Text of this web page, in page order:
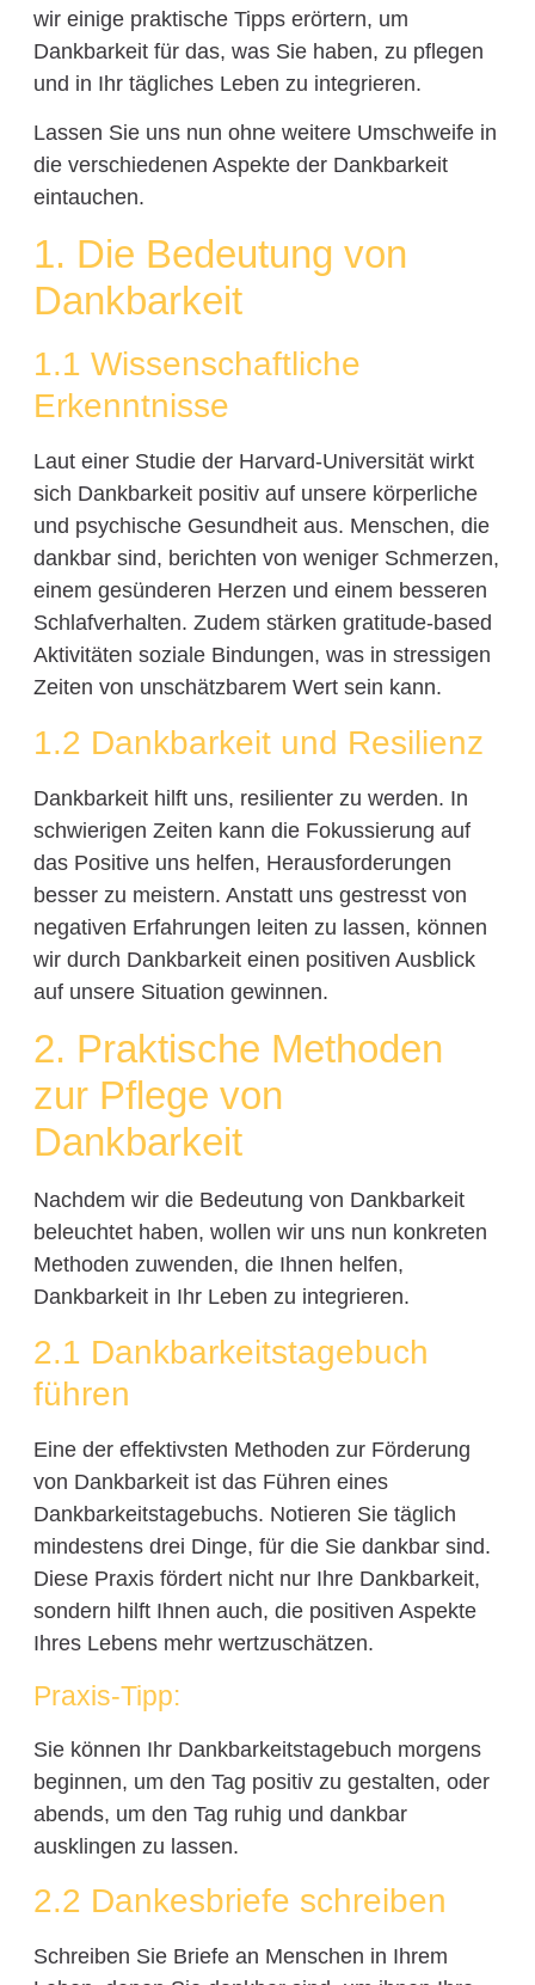
wir einige praktische Tipps erörtern, um
Dankbarkeit für das, was Sie haben, zu pflegen
und in Ihr tägliches Leben zu integrieren.
Lassen Sie uns nun ohne weitere Umschweife in
die verschiedenen Aspekte der Dankbarkeit
eintauchen.
1. Die Bedeutung von
Dankbarkeit
1.1 Wissenschaftliche
Erkenntnisse
Laut einer Studie der Harvard-Universität wirkt
sich Dankbarkeit positiv auf unsere körperliche
und psychische Gesundheit aus. Menschen, die
dankbar sind, berichten von weniger Schmerzen,
einem gesünderen Herzen und einem besseren
Schlafverhalten. Zudem stärken gratitude-based
Aktivitäten soziale Bindungen, was in stressigen
Zeiten von unschätzbarem Wert sein kann.
1.2 Dankbarkeit und Resilienz
Dankbarkeit hilft uns, resilienter zu werden. In
schwierigen Zeiten kann die Fokussierung auf
das Positive uns helfen, Herausforderungen
besser zu meistern. Anstatt uns gestresst von
negativen Erfahrungen leiten zu lassen, können
wir durch Dankbarkeit einen positiven Ausblick
auf unsere Situation gewinnen.
2. Praktische Methoden
zur Pflege von
Dankbarkeit
Nachdem wir die Bedeutung von Dankbarkeit
beleuchtet haben, wollen wir uns nun konkreten
Methoden zuwenden, die Ihnen helfen,
Dankbarkeit in Ihr Leben zu integrieren.
2.1 Dankbarkeitstagebuch
führen
Eine der effektivsten Methoden zur Förderung
von Dankbarkeit ist das Führen eines
Dankbarkeitstagebuchs. Notieren Sie täglich
mindestens drei Dinge, für die Sie dankbar sind.
Diese Praxis fördert nicht nur Ihre Dankbarkeit,
sondern hilft Ihnen auch, die positiven Aspekte
Ihres Lebens mehr wertzuschätzen.
Praxis-Tipp:
Sie können Ihr Dankbarkeitstagebuch morgens
beginnen, um den Tag positiv zu gestalten, oder
abends, um den Tag ruhig und dankbar
ausklingen zu lassen.
2.2 Dankesbriefe schreiben
Schreiben Sie Briefe an Menschen in Ihrem